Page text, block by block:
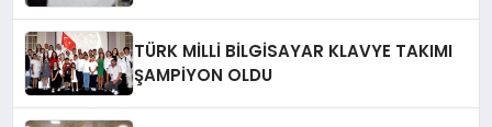
TÜRK MİLLİ BİLGİSAYAR KLAVYE TAKIMI
ŞAMPİYON OLDU